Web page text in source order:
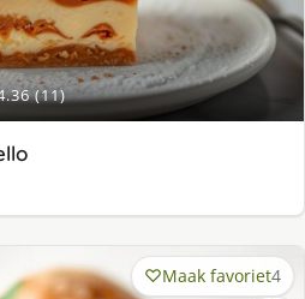
(11)
Maak favoriet4